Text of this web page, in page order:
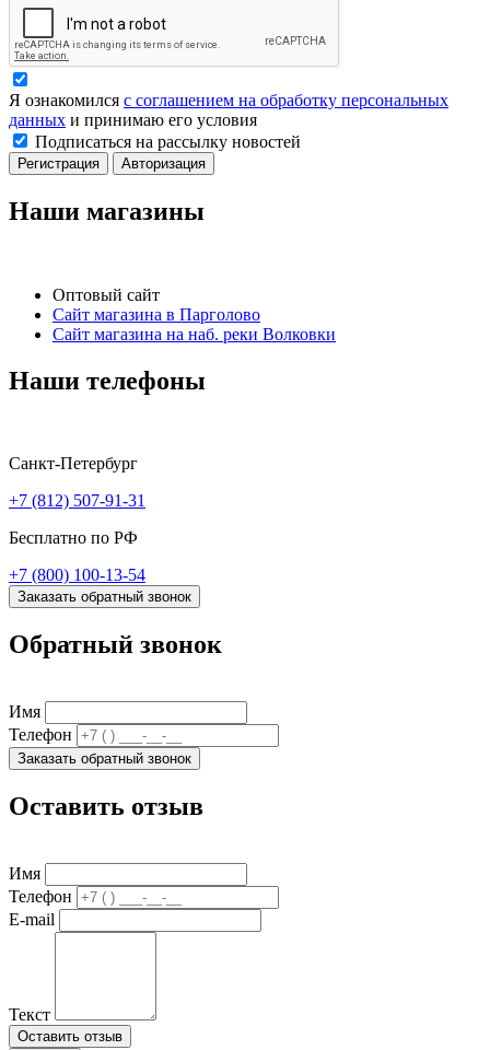
Я ознакомился с соглашением на обработку персональных
данных и принимаю его условия
Подписаться на рассылку новостей
Регистрация Авторизация
Наши магазины
Оптовый сайт
Сайт магазина в Парголово
Сайт магазина на наб. реки Волковки
Наши телефоны
Санкт-Петербург
+7 (812) 507-91-31
Бесплатно по РФ
+7 (800) 100-13-54
Заказать обратный звонок
Обратный звонок
Имя
Телефон
Заказать обратный звонок
Оставить отзыв
Имя
Телефон
E-mail
Текст
Оставить отзыв